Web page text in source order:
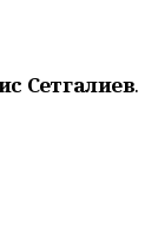
Сәетгалиев.